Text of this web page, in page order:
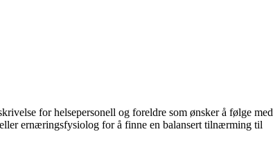
for helsepersonell og foreldre som ønsker å følge med
ernæringsfysiolog for å finne en balansert tilnærming til